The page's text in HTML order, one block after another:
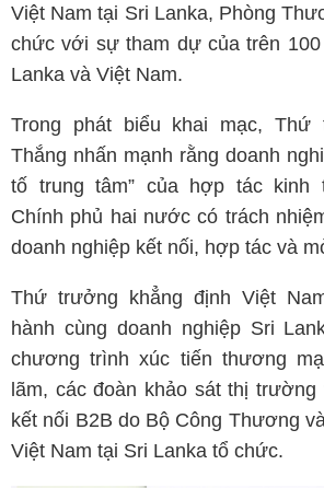
Việt Nam tại Sri Lanka, Phòng
chức với sự tham dự của trên 100
Lanka và Việt Nam.
Trong phát biểu khai mạc, Thứ
Thắng nhấn mạnh rằng doanh
tố trung tâm” của hợp tác kinh
Chính phủ hai nước có trách
doanh nghiệp kết nối, hợp tác và
Thứ trưởng khẳng định Việt
hành cùng doanh nghiệp Sri
chương trình xúc tiến thương
lãm, các đoàn khảo sát thị trường
kết nối B2B do Bộ Công Thương
Việt Nam tại Sri Lanka tổ chức.